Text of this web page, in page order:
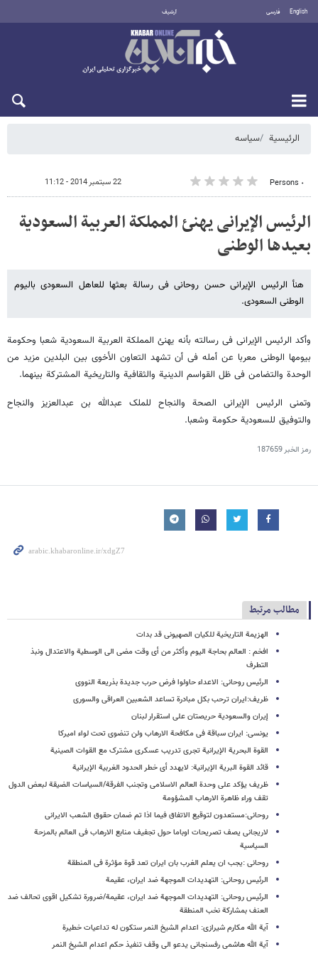
English فارسی أرشيف
الرئيسية سیاسه
٠ Persons 22 سبتمبر 2014 - 11:12
الرئیس الإیرانی یهنئ المملکة العربیة السعودیة
بعیدها الوطنی
هنأ الرئیس الإیرانی حسن روحانی فی رسالة بعثها للعاهل السعودی بالیوم
الوطنی السعودی.
وأکد الرئیس الإیرانی فی رسالته بأنه یهنئ المملکة العربیة السعودیة شعبا وحکومة
بیومها الوطنی معربا عن أمله فی أن تشهد التعاون الأخوی بین البلدین مزید من
الوحدة والتضامن فی ظل القواسم الدینیة والثقافیة والتاریخیة المشترکة بینهما.
وتمنی الرئیس الإیرانی الصحة والنجاح للملک عبدالله بن عبدالعزیز والنجاح
والتوفیق للسعودیة حکومة وشعبا.
رمز الخبر187659
مطالب مرتبط
الهزیمة التاریخیة للکیان الصهیونی قد بدات
افخم : العالم بحاجة الیوم وأکثر من أی وقت مضی الی الوسطیة والاعتدال ونبذ
التطرف
الرئیس روحانی: الاعداء حاولوا فرض حرب جدیدة بذریعة النووی
ظریف:ایران ترحب بکل مبادرة تساعد الشعبین العراقی والسوری
إیران والسعودیة حریصتان علی استقرار لبنان
یونسی: ایران سباقة فی مکافحة الارهاب ولن تنضوی تحت لواء امیرکا
القوة البحریة الإیرانیة تجری تدریب عسکری مشترک مع القوات الصینیة
قائد القوة البریة الإیرانیة: لایهدد أی خطر الحدود الغربیة الإیرانیة
ظریف یؤکد علی وحدة العالم الاسلامی وتجنب الفرقة/السیاسات الضیقة لبعض الدول
تقف وراء ظاهرة الارهاب المشؤومة
روحانی:مستعدون لتوقیع الاتفاق فیما اذا تم ضمان حقوق الشعب الایرانی
لاریجانی یصف تصریحات اوباما حول تجفیف منابع الارهاب فی العالم بالمزحة
السیاسیة
روحانی :یجب ان یعلم الغرب بان ایران تعد قوة مؤثرة فی المنطقة
الرئیس روحانی: التهدیدات الموجهة ضد ایران، عقیمة
الرئیس روحانی: التهدیدات الموجهة ضد ایران، عقیمة/ضرورة تشکیل اقوی تحالف ضد
العنف بمشارکة نخب المنطقة
آیة الله مکارم شیرازی: اعدام الشیخ النمر ستکون له تداعیات خطیرة
آیة الله هاشمی رفسنجانی یدعو الی وقف تنفیذ حکم اعدام الشیخ النمر